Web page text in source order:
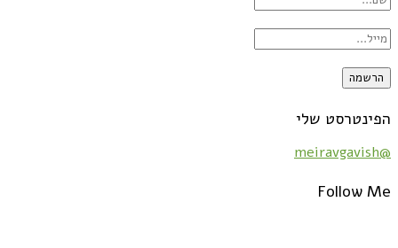
הפינטרסט שלי
@meiravgavish
Follow Me